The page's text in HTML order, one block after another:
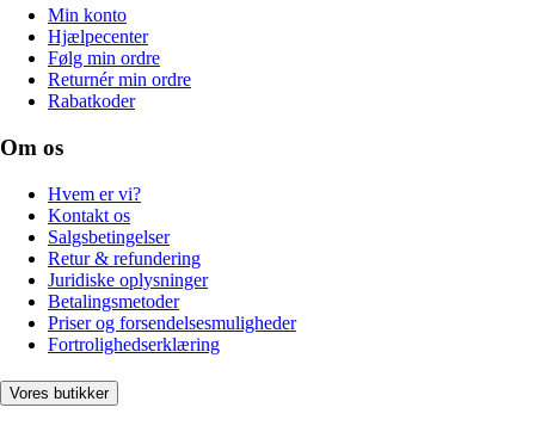
Min konto
Hjælpecenter
Følg min ordre
Returnér min ordre
Rabatkoder
Om os
Hvem er vi?
Kontakt os
Salgsbetingelser
Retur & refundering
Juridiske oplysninger
Betalingsmetoder
Priser og forsendelsesmuligheder
Fortrolighedserklæring
Vores butikker